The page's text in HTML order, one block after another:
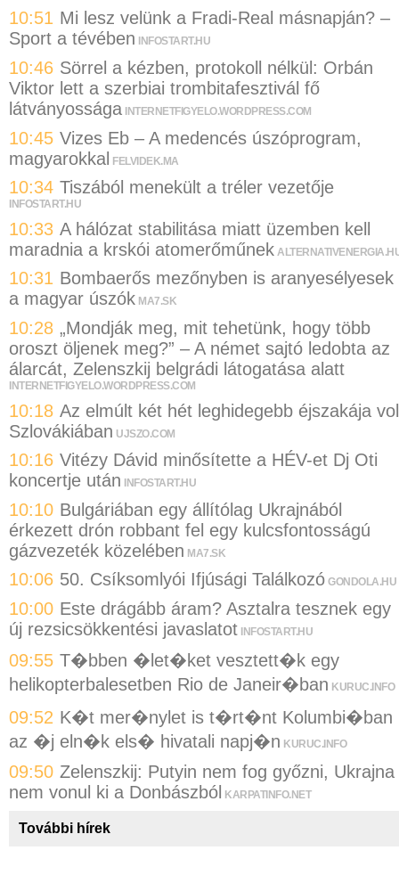
10:51 Mi lesz velünk a Fradi-Real másnapján? –
Sport a tévében
INFOSTART.HU
10:46 Sörrel a kézben, protokoll nélkül: Orbán
Viktor lett a szerbiai trombitafesztivál fő
látványossága INTERNETFIGYELO.WORDPRESS.COM
10:45 Vizes Eb – A medencés úszóprogram,
magyarokkal FELVIDEK.MA
10:34 Tiszából menekült a tréler vezetője
INFOSTART.HU
10:33 A hálózat stabilitása miatt üzemben kell
maradnia a krskói atomerőműnek
10:31 Bombaerős mezőnyben is aranyesélyesek
a magyar úszók MA7.SK
10:28 „Mondják meg, mit tehetünk, hogy több
oroszt öljenek meg?” – A német sajtó ledobta az
álarcát, Zelenszkij belgrádi látogatása alatt
INTERNETFIGYELO.WORDPRESS.COM
10:18 Az elmúlt két hét leghidegebb éjszakája
Szlovákiában UJSZO.COM
10:16 Vitézy Dávid minősítette a HÉV-et Dj Oti
koncertje után
INFOSTART.HU
10:10 Bulgáriában egy állítólag Ukrajnából
érkezett drón robbant fel egy kulcsfontosságú
gázvezeték közelében MA7.SK
10:06 50. Csíksomlyói Ifjúsági Találkozó GONDOLA.HU
10:00 Este drágább áram? Asztalra tesznek egy
új rezsicsökkentési javaslatot INFOSTART.HU
09:55 T�bben �let�ket vesztett�k egy
helikopterbalesetben Rio de Janeir�ban KURUC.INFO
09:52 K�t mer�nylet is t�rt�nt Kolumbi�ban
az �j eln�k els� hivatali napj�n KURUC.INFO
09:50 Zelenszkij: Putyin nem fog győzni, Ukrajna
nem vonul ki a Donbászból KARPATINFO.NET
További hírek